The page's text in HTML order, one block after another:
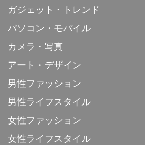
ガジェット・トレンド
パソコン・モバイル
カメラ・写真
アート・デザイン
男性ファッション
男性ライフスタイル
女性ファッション
女性ライフスタイル